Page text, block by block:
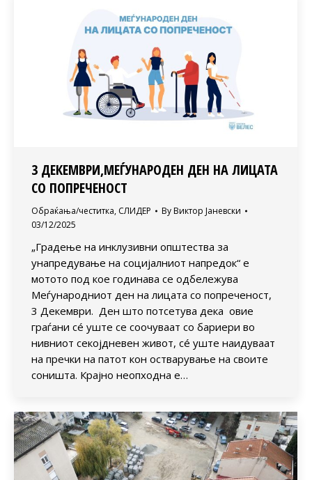
3 ДЕКЕМВРИ,МЕЃУНАРОДЕН ДЕН НА ЛИЦАТА
СО ПОПРЕЧЕНОСТ
Обраќања/честитка, СЛИДЕР By Виктор Јаневски
03/12/2025
„Градење на инклузивни општества за
унапредување на социјалниот напредок“ е
мотото под кое годинава се одбележува
Меѓународниот ден на лицата со попреченост,
3 Декември. Ден што потсетува дека овие
граѓани сé уште се соочуваат со бариери во
нивниот секојдневен живот, сé уште наидуваат
на пречки на патот кон остварување на своите
соништа. Крајно неопходна е…